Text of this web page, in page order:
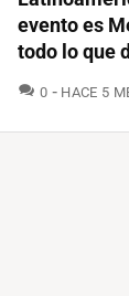
evento es
todo lo que
0 HACE 5